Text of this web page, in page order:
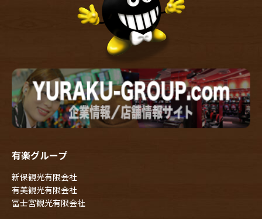
有楽グループ
新保観光有限会社
有美観光有限会社
冨士宮観光有限会社